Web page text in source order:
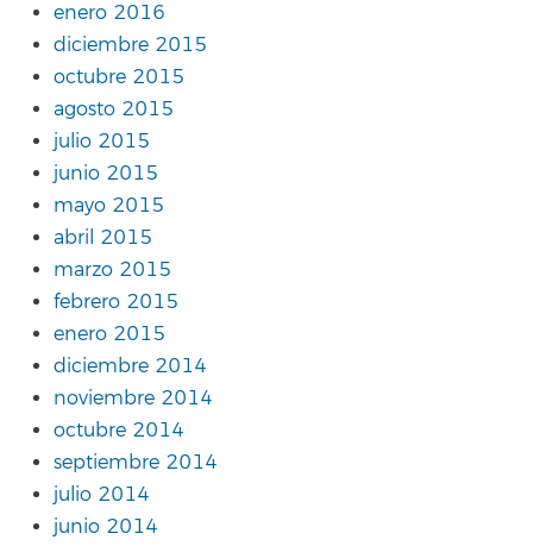
enero 2016
diciembre 2015
octubre 2015
agosto 2015
julio 2015
junio 2015
mayo 2015
abril 2015
marzo 2015
febrero 2015
enero 2015
diciembre 2014
noviembre 2014
octubre 2014
septiembre 2014
julio 2014
junio 2014